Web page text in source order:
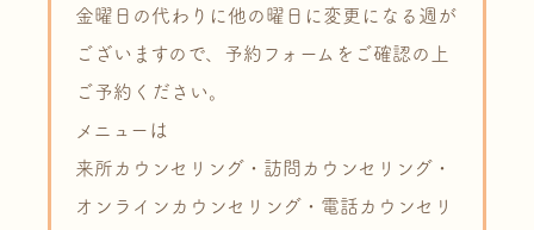
金曜日の代わりに他の曜日に変更になる週が
ございますので、予約フォームをご確認の上
ご予約ください。
メニューは
来所カウンセリング・訪問カウンセリング・
オンラインカウンセリング・電話カウンセリ